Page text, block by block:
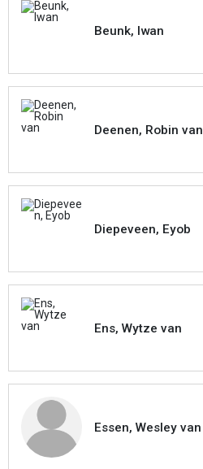
Beunk, Iwan
Deenen, Robin van
Diepeveen, Eyob
Ens, Wytze van
Essen, Wesley van